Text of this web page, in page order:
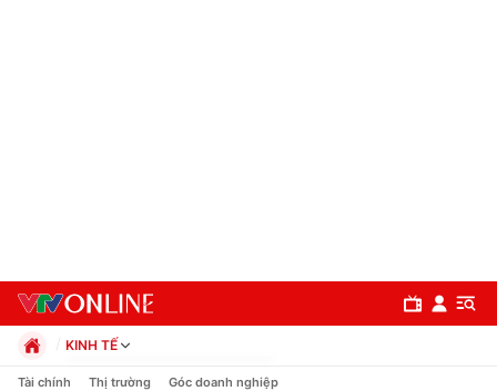
KINH TẾ
Chính trị
Tài chính Thị trường Góc doanh nghiệp